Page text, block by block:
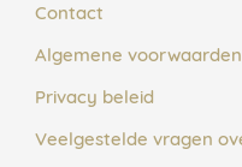
Contact
Algemene voorwaarden
Privacy beleid
Veelgestelde vragen